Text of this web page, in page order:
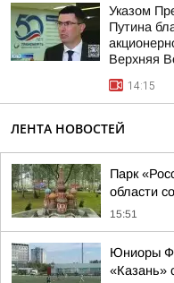
Указом
Путина
Верхняя
14:15
ЛЕНТА НОВОСТЕЙ
Парк
области
15:51
Юниоры
«Казань»